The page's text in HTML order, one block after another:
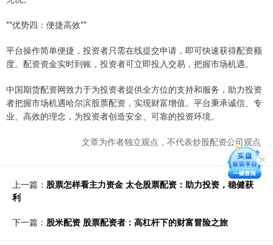
**优势四：便捷高效**
平台操作简单便捷，投资者只需在线提交申请，即可快速获得配资额
度。配资资金实时到账，投资者可立即投入交易，把握市场机遇。
中国期货配资网致力于为投资者提供全方位的支持和服务，助力投资
者把握市场机遇哈尔滨股票配资，实现财富增值。平台秉承诚信、专
业、高效的理念，为投资者创造安全、可靠的投资环境。
文章为作者独立观点，不代表炒股配资公司观点
上一篇： 股票怎样看主力资金 太仓股票配资：助力投资，稳健获
利
下一篇： 股米配资 股票配资者：高杠杆下的财富冒险之旅